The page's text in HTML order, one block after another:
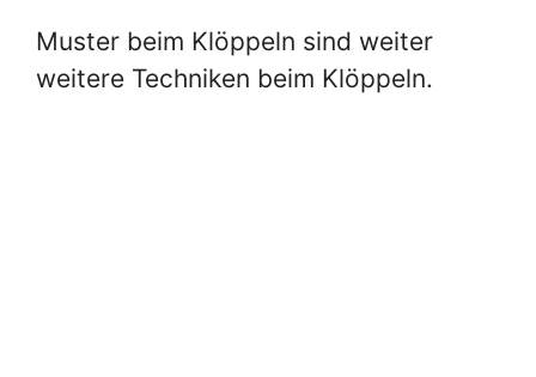
Muster beim Klöppeln sind weiter
weitere Techniken beim Klöppeln.